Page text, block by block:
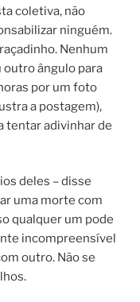
coletiva, não
ninguém.
Nenhum
ângulo para
por um foto
a postagem),
tentar adivinhar de
deles – disse
uma morte com
qualquer um pode
incompreensível
outro. Não se